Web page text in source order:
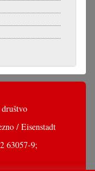
/ Eisenstadt
63057-9;